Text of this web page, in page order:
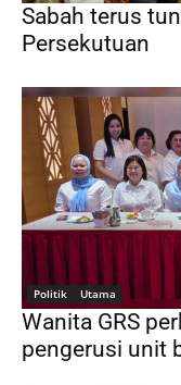
Sabah terus
Persekutuan
Politik Utama
Wanita GRS
pengerusi unit